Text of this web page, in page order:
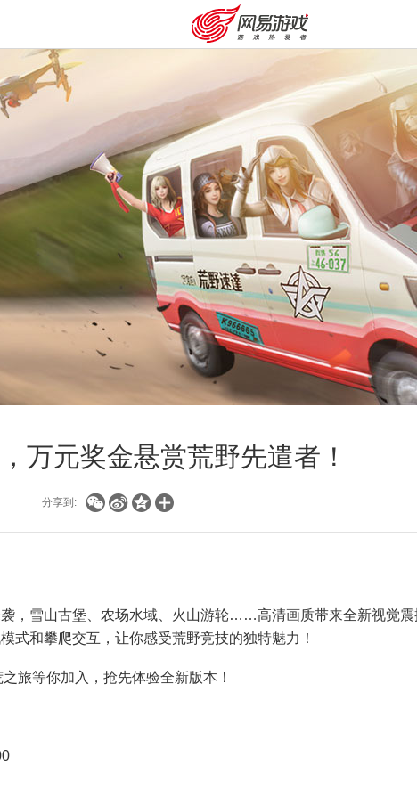
客服中心
万元奖金悬赏荒野先遣者！
分享到: 
雪山古堡、农场水域、火山游轮……高清画质带来全新视觉震
式和攀爬交互，让你感受荒野竞技的独特魅力！
旅等你加入，抢先体验全新版本！